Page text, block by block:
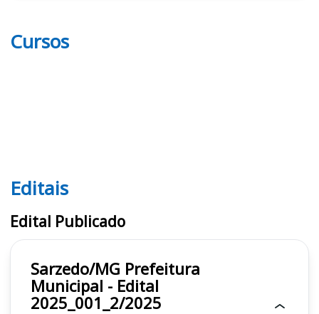
Cursos
Editais
Editais
Edital Publicado
Sarzedo/MG Prefeitura
Municipal - Edital
2025_001_2/2025